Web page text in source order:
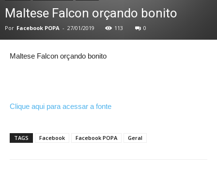
Maltese Falcon orçando bonito
Por Facebook POPA - 27/01/2019 113 0
Maltese Falcon orçando bonito
Clique aqui para acessar a fonte
TAGS Facebook Facebook POPA Geral